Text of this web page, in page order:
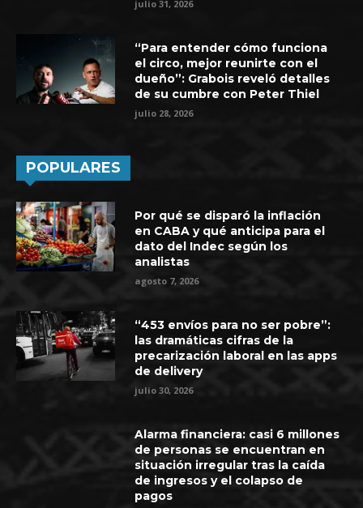
julio 31, 2026
“Para entender cómo funciona
el circo, mejor reunirte con el
dueño”: Grabois reveló detalles
de su cumbre con Peter Thiel
julio 28, 2026
POPULARES
Por qué se disparó la inflación
en CABA y qué anticipa para el
dato del Indec según los
analistas
agosto 7, 2026
“453 envíos para no ser pobre”:
las dramáticas cifras de la
precarización laboral en las apps
de delivery
julio 30, 2026
Alarma financiera: casi 6 millones
de personas se encuentran en
situación irregular tras la caída
de ingresos y el colapso de
pagos